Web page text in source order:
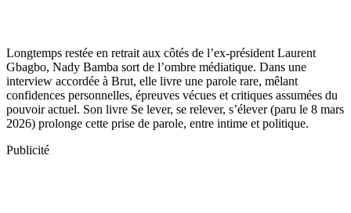
Longtemps restée en retrait aux côtés de l’ex-président Laurent
Gbagbo, Nady Bamba sort de l’ombre médiatique. Dans une
interview accordée à Brut, elle livre une parole rare, mêlant
confidences personnelles, épreuves vécues et critiques assumées du
pouvoir actuel. Son livre Se lever, se relever, s’élever (paru le 8 mars
2026) prolonge cette prise de parole, entre intime et politique.
Publicité